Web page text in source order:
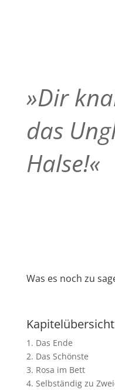
»Dir
das
Halse!«
Was es noch zu
Kapitelübersicht
1. Das Ende
2. Das Schönste
3. Rosa im Bett
4. Selbständig zu